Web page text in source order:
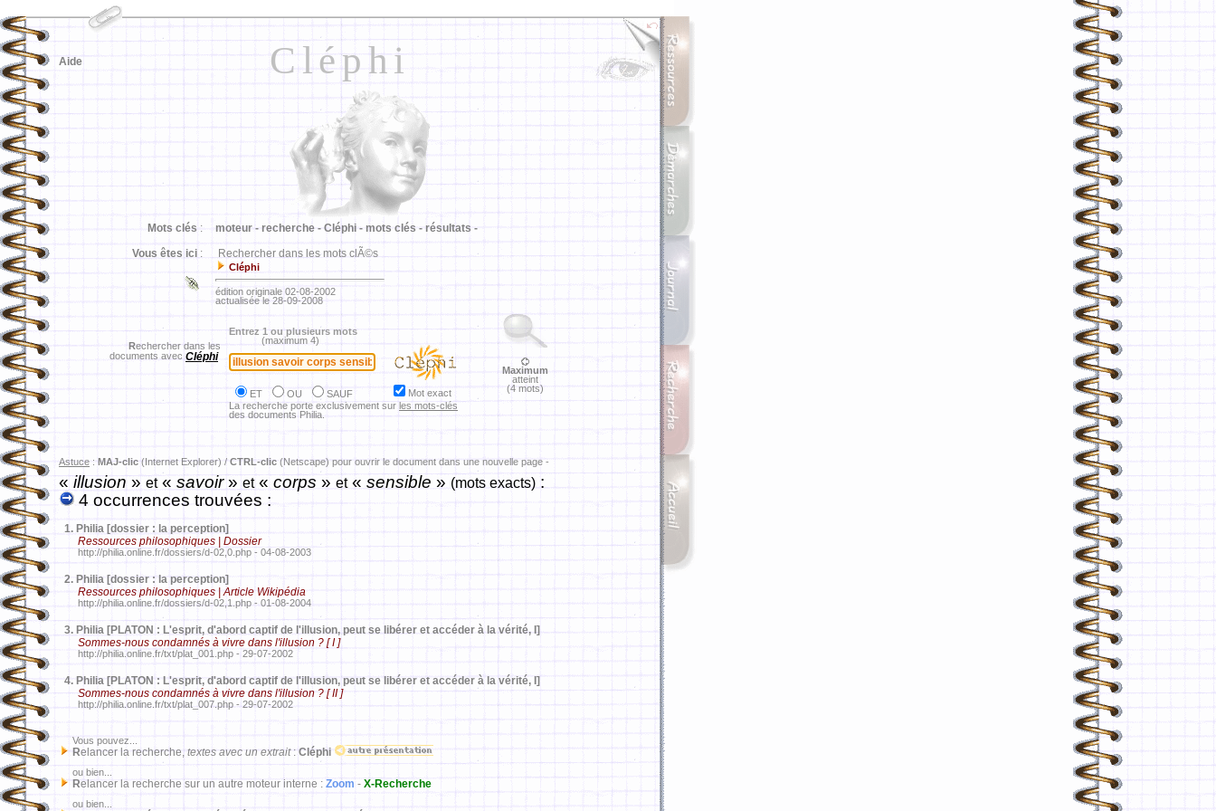
Cléphi
Aide
Mots clés : moteur - recherche - Cléphi - mots clés - résultats -
Vous êtes ici : Rechercher dans les mots clÃ©s
Cléphi
édition originale 02-08-2002
actualisée le 28-09-2008
Rechercher dans les
documents avec Cléphi
Entrez 1 ou plusieurs mots
(maximum 4)
ET OU SAUF
Mot exact
La recherche porte exclusivement sur les mots-clés
des documents Philia.
Maximum
atteint
(4 mots)
Astuce : MAJ-clic (Internet Explorer) / CTRL-clic (Netscape) pour ouvrir le document dans une nouvelle page -
«illusion» et« savoir» et« corps » et« sensible » (mots exacts) :
4 occurrences trouvées :
1. Philia [dossier : la perception]
Ressources philosophiques | Dossier
http://philia.online.fr/dossiers/d-02,0.php - 04-08-2003
2. Philia [dossier : la perception]
Ressources philosophiques | Article Wikipédia
http://philia.online.fr/dossiers/d-02,1.php - 01-08-2004
3. Philia [PLATON : L'esprit, d'abord captif de l'illusion, peut se libérer et accéder à la vérité, I]
Sommes-nous condamnés à vivre dans l'illusion ? [ I ]
http://philia.online.fr/txt/plat_001.php - 29-07-2002
4. Philia [PLATON : L'esprit, d'abord captif de l'illusion, peut se libérer et accéder à la vérité, I]
Sommes-nous condamnés à vivre dans l'illusion ? [ II ]
http://philia.online.fr/txt/plat_007.php - 29-07-2002
Vous pouvez...
Relancer la recherche, textes avec un extrait: Cléphi
ou bien...
Relancer la recherche sur un autre moteur interne : Zoom - X-Recherche
ou bien...